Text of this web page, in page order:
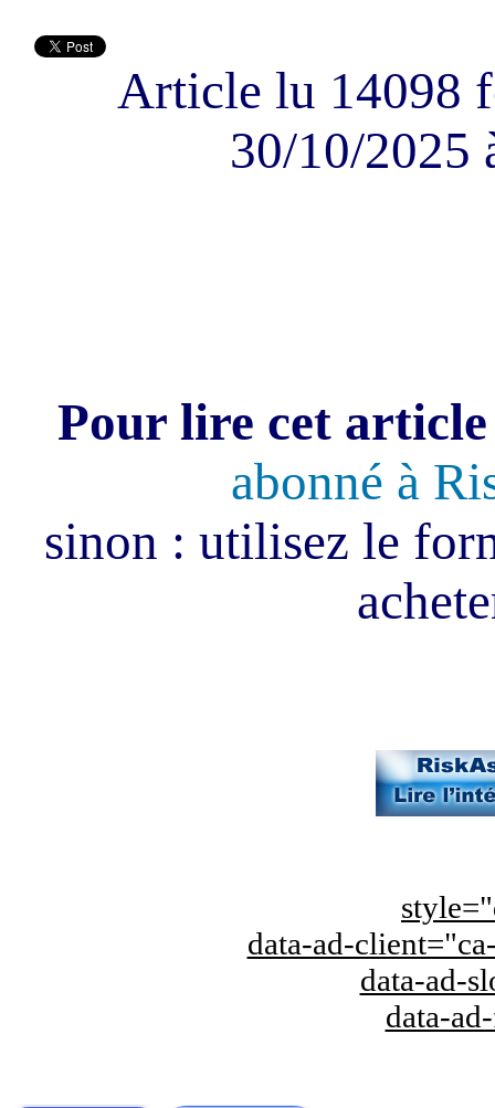
Article lu 14098
30/10/2025
Pour lire cet
abonné à
sinon : utilisez le
data-ad-
data-ad-
data-